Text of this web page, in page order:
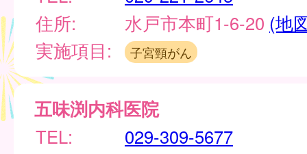
住所:
水戸市本町1-6-20 (地
実施項目:
子宮頸がん
五味渕内科医院
TEL:
029-309-5677